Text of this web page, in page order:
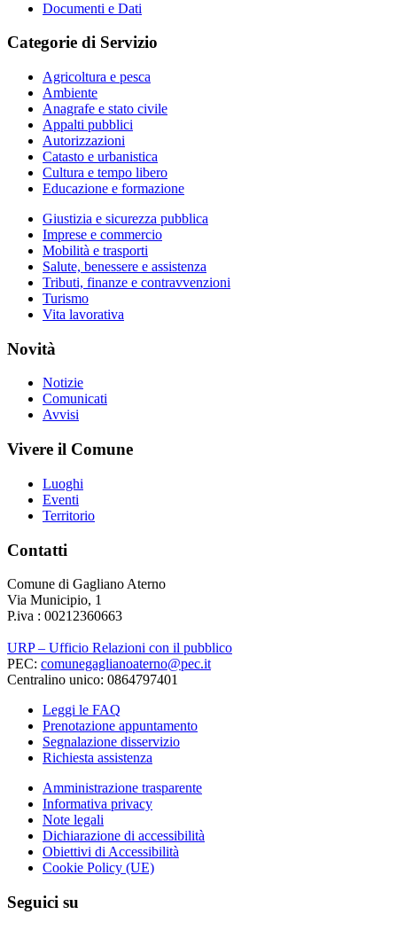
Documenti e Dati
Categorie di Servizio
Agricoltura e pesca
Ambiente
Anagrafe e stato civile
Appalti pubblici
Autorizzazioni
Catasto e urbanistica
Cultura e tempo libero
Educazione e formazione
Giustizia e sicurezza pubblica
Imprese e commercio
Mobilità e trasporti
Salute, benessere e assistenza
Tributi, finanze e contravvenzioni
Turismo
Vita lavorativa
Novità
Notizie
Comunicati
Avvisi
Vivere il Comune
Luoghi
Eventi
Territorio
Contatti
Comune di Gagliano Aterno
Via Municipio, 1
P.iva : 00212360663
URP – Ufficio Relazioni con il pubblico
PEC: comunegaglianoaterno@pec.it
Centralino unico: 0864797401
Leggi le FAQ
Prenotazione appuntamento
Segnalazione disservizio
Richiesta assistenza
Amministrazione trasparente
Informativa privacy
Note legali
Dichiarazione di accessibilità
Obiettivi di Accessibilità
Cookie Policy (UE)
Seguici su